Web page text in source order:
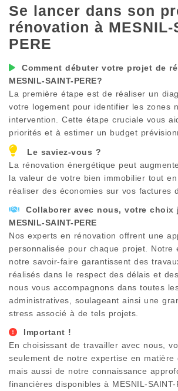
Se lancer dans son
rénovation à MESNIL-
PERE
Comment débuter votre projet de
MESNIL-SAINT-PERE?
La première étape est de réaliser un
votre logement pour identifier les zones
intervention. Cette étape cruciale vous
priorités et à estimer un budget
Le saviez-vous ?
La rénovation énergétique peut
la valeur de votre bien immobilier tout
réaliser des économies sur vos factures
Collaborer avec nous, votre choix
MESNIL-SAINT-PERE
Nos experts en rénovation offrent une
personnalisée pour chaque projet. Notre
notre savoir-faire garantissent des
réalisés dans le respect des délais et
nous vous accompagnons dans toutes
administratives, soulageant ainsi une
stress associé à de tels projets.
Important !
En choisissant de travailler avec nous,
seulement de notre expertise en matière
mais aussi de notre connaissance
financières disponibles à MESNIL-SAINT-